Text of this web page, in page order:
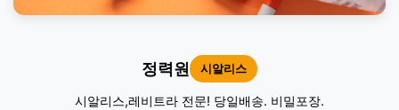
정력원 시알리스
시알리스,레비트라 전문! 당일배송. 비밀포장.